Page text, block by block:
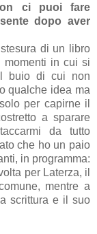
ci puoi fare
dopo aver
di un libro
momenti in cui si
buio di cui non
qualche idea ma
per capirne il
a sparare
da tutto
che ho un paio
in programma:
per Laterza, il
mentre a
scrittura e il suo